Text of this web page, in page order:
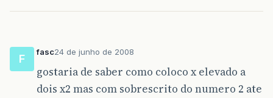
F
fasc24 de junho de 2008
gostaria de saber como coloco x elevado a
dois x2 mas com sobrescrito do numero 2 ate